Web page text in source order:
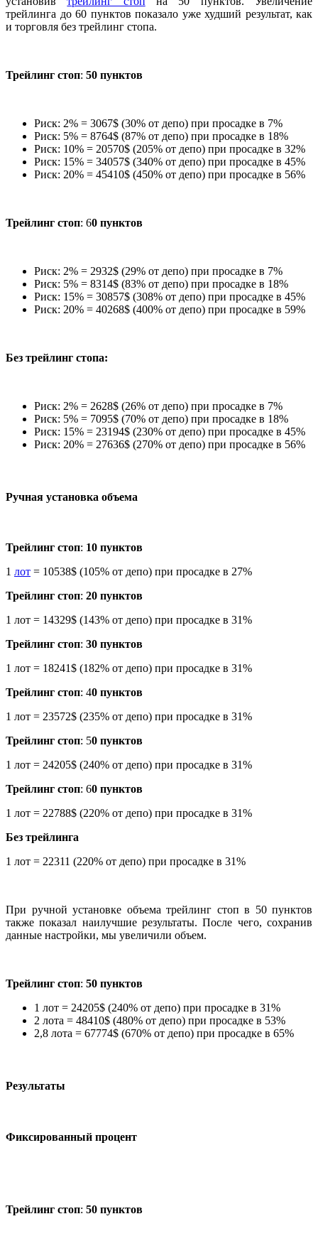
трейлинга до 60 пунктов показало уже худший результат, как
и торговля без трейлинг стопа.
Трейлинг стоп: 50 пунктов
Риск: 2% = 3067$ (30% от депо) при просадке в 7%
Риск: 5% = 8764$ (87% от депо) при просадке в 18%
Риск: 10% = 20570$ (205% от депо) при просадке в 32%
Риск: 15% = 34057$ (340% от депо) при просадке в 45%
Риск: 20% = 45410$ (450% от депо) при просадке в 56%
Трейлинг стоп: 60 пунктов
Риск: 2% = 2932$ (29% от депо) при просадке в 7%
Риск: 5% = 8314$ (83% от депо) при просадке в 18%
Риск: 15% = 30857$ (308% от депо) при просадке в 45%
Риск: 20% = 40268$ (400% от депо) при просадке в 59%
Без трейлинг стопа:
Риск: 2% = 2628$ (26% от депо) при просадке в 7%
Риск: 5% = 7095$ (70% от депо) при просадке в 18%
Риск: 15% = 23194$ (230% от депо) при просадке в 45%
Риск: 20% = 27636$ (270% от депо) при просадке в 56%
Ручная установка объема
Трейлинг стоп: 10 пунктов
1 лот = 10538$ (105% от депо) при просадке в 27%
Трейлинг стоп: 20 пунктов
1 лот = 14329$ (143% от депо) при просадке в 31%
Трейлинг стоп: 30 пунктов
1 лот = 18241$ (182% от депо) при просадке в 31%
Трейлинг стоп: 40 пунктов
1 лот = 23572$ (235% от депо) при просадке в 31%
Трейлинг стоп: 50 пунктов
1 лот = 24205$ (240% от депо) при просадке в 31%
Трейлинг стоп: 60 пунктов
1 лот = 22788$ (220% от депо) при просадке в 31%
Без трейлинга
1 лот = 22311 (220% от депо) при просадке в 31%
При ручной установке объема трейлинг стоп в 50 пунктов
также показал наилучшие результаты. После чего, сохранив
данные настройки, мы увеличили объем.
Трейлинг стоп: 50 пунктов
1 лот = 24205$ (240% от депо) при просадке в 31%
2 лота = 48410$ (480% от депо) при просадке в 53%
2,8 лота = 67774$ (670% от депо) при просадке в 65%
Результаты
Фиксированный процент
Трейлинг стоп: 50 пунктов